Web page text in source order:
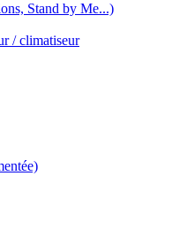
Stand by Me...)
/ climatiseur